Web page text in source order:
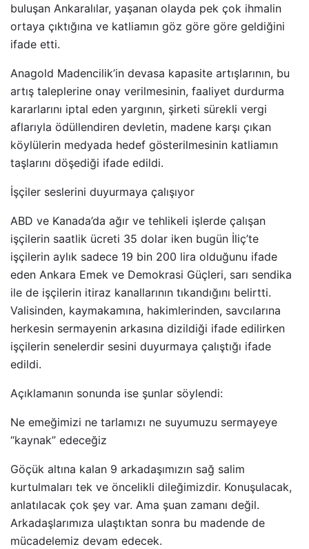
buluşan Ankaralılar, yaşanan olayda pek çok ihmalin
ortaya çıktığına ve katliamın göz göre göre geldiğini
ifade etti.
Anagold Madencilik’in devasa kapasite artışlarının, bu
artış taleplerine onay verilmesinin, faaliyet durdurma
kararlarını iptal eden yargının, şirketi sürekli vergi
aflarıyla ödüllendiren devletin, madene karşı çıkan
köylülerin medyada hedef gösterilmesinin katliamın
taşlarını döşediği ifade edildi.
İşçiler seslerini duyurmaya çalışıyor
ABD ve Kanada’da ağır ve tehlikeli işlerde çalışan
işçilerin saatlik ücreti 35 dolar iken bugün İliç’te
işçilerin aylık sadece 19 bin 200 lira olduğunu ifade
eden Ankara Emek ve Demokrasi Güçleri, sarı sendika
ile de işçilerin itiraz kanallarının tıkandığını belirtti.
Valisinden, kaymakamına, hakimlerinden, savcılarına
herkesin sermayenin arkasına dizildiği ifade edilirken
işçilerin senelerdir sesini duyurmaya çalıştığı ifade
edildi.
Açıklamanın sonunda ise şunlar söylendi:
Ne emeğimizi ne tarlamızı ne suyumuzu sermayeye
“kaynak” edeceğiz
Göçük altına kalan 9 arkadaşımızın sağ salim
kurtulmaları tek ve öncelikli dileğimizdir. Konuşulacak,
anlatılacak çok şey var. Ama şuan zamanı değil.
Arkadaşlarımıza ulaştıktan sonra bu madende de
mücadelemiz devam edecek.